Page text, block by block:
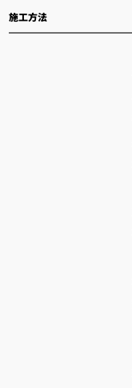
​施工方法